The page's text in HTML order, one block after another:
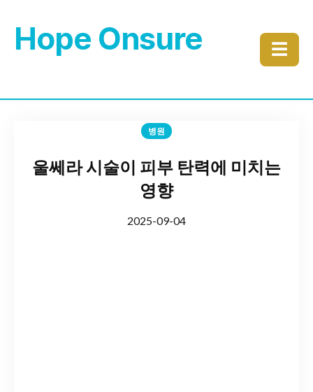
Hope Onsure ☰
병원
울쎄라 시술이 피부 탄력에 미치는
영향
2025-09-04